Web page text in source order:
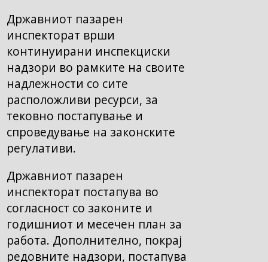
Државниот пазарен
инспекторат врши
континуирани инспекциски
надзори во рамките на своите
надлежности со сите
расположливи ресурси, за
тековно постапување и
спроведување на законските
регулативи.
Државниот пазарен
инспекторат постапува во
согласност со законите и
годишниот и месечен план за
работа. Дополнително, покрај
редовните надзори, постапува